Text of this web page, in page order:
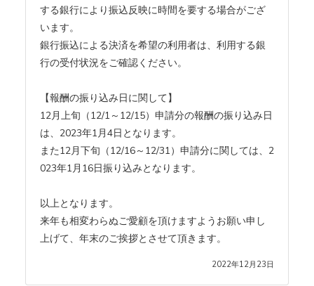
する銀行により振込反映に時間を要する場合がござ
います。
銀行振込による決済を希望の利用者は、利用する銀
行の受付状況をご確認ください。
【報酬の振り込み日に関して】
12月上旬（12/1～12/15）申請分の報酬の振り込み日
は、2023年1月4日となります。
また12月下旬（12/16～12/31）申請分に関しては、2
023年1月16日振り込みとなります。
以上となります。
来年も相変わらぬご愛顧を頂けますようお願い申し
上げて、年末のご挨拶とさせて頂きます。
2022年12月23日